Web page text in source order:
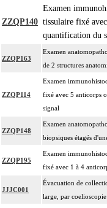
standard à base
sans safran, avec
réexamens aux
Avec ou sans :
coupes sériées
Facturation :
ZZQP140
Examen
tissulaire fixé
quantification du
ZZQP163
Examen
de 2 structures
ZZQP114
Examen
fixé avec 5 anticorps
signal
ZZQP148
Examen
biopsiques étagés
ZZQP195
Examen
fixé avec 1 à 4
JJJC001
Évacuation de
large, par coelioscopie